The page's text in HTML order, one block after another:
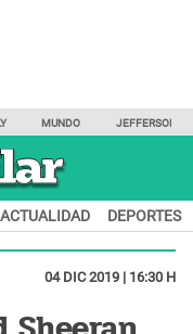
MUNDO JEFFERSON
ACTUALIDAD DEPORTES
04 DIC 2019 | 16:30 H